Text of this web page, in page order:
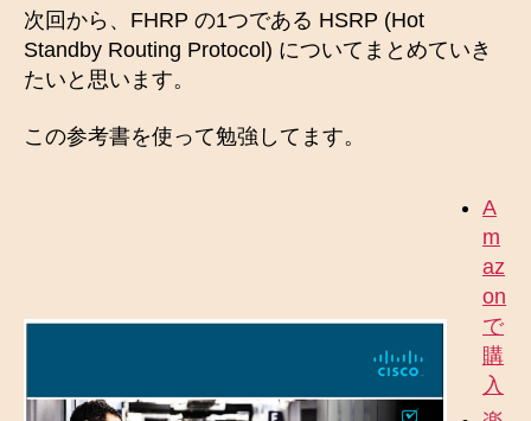
次回から、FHRP の1つである HSRP (Hot
Standby Routing Protocol) についてまとめていき
たいと思います。
この参考書を使って勉強してます。
A
m
az
on
で
購
入